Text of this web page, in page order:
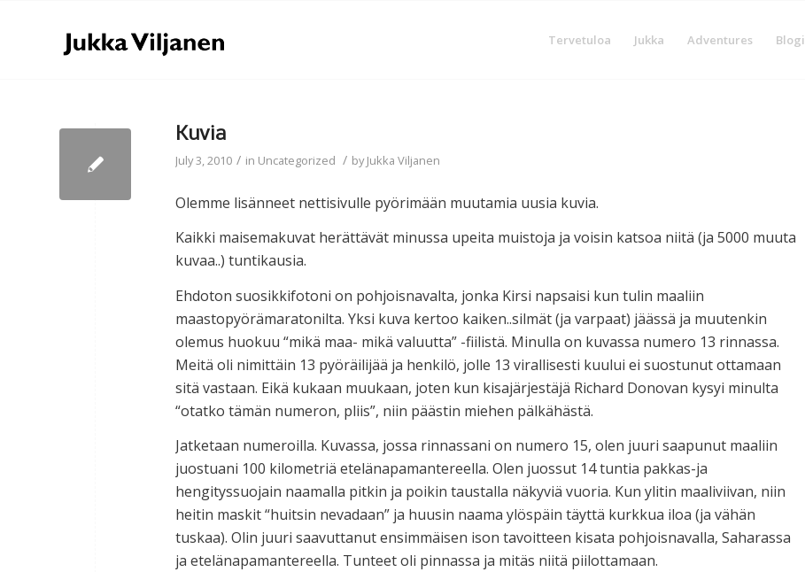
Tervetuloa Jukka Adventures Blogi
Kuvia
July 3, 2010 / in Uncategorized / byJukka Viljanen
Olemme lisänneet nettisivulle pyörimään muutamia uusia kuvia.
Kaikki maisemakuvat herättävät minussa upeita muistoja ja voisin katsoa niitä (ja 5000 muuta
kuvaa..) tuntikausia.
Ehdoton suosikkifotoni on pohjoisnavalta, jonka Kirsi napsaisi kun tulin maaliin
maastopyörämaratonilta. Yksi kuva kertoo kaiken..silmät (ja varpaat) jäässä ja muutenkin
olemus huokuu “mikä maa- mikä valuutta” -fiilistä. Minulla on kuvassa numero 13 rinnassa.
Meitä oli nimittäin 13 pyöräilijää ja henkilö, jolle 13 virallisesti kuului ei suostunut ottamaan
sitä vastaan. Eikä kukaan muukaan, joten kun kisajärjestäjä Richard Donovan kysyi minulta
“otatko tämän numeron, pliis”, niin päästin miehen pälkähästä.
Jatketaan numeroilla. Kuvassa, jossa rinnassani on numero 15, olen juuri saapunut maaliin
juostuani 100 kilometriä etelänapamantereella. Olen juossut 14 tuntia pakkas-ja
hengityssuojain naamalla pitkin ja poikin taustalla näkyviä vuoria. Kun ylitin maaliviivan, niin
heitin maskit “huitsin nevadaan” ja huusin naama ylöspäin täyttä kurkkua iloa (ja vähän
tuskaa). Olin juuri saavuttanut ensimmäisen ison tavoitteen kisata pohjoisnavalla, Saharassa
ja etelänapamantereella. Tunteet oli pinnassa ja mitäs niitä piilottamaan.